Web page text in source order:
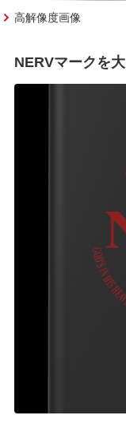
高解像度画像
NERVマークを